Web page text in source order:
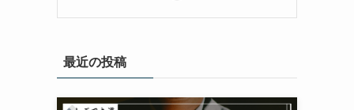
最近の投稿